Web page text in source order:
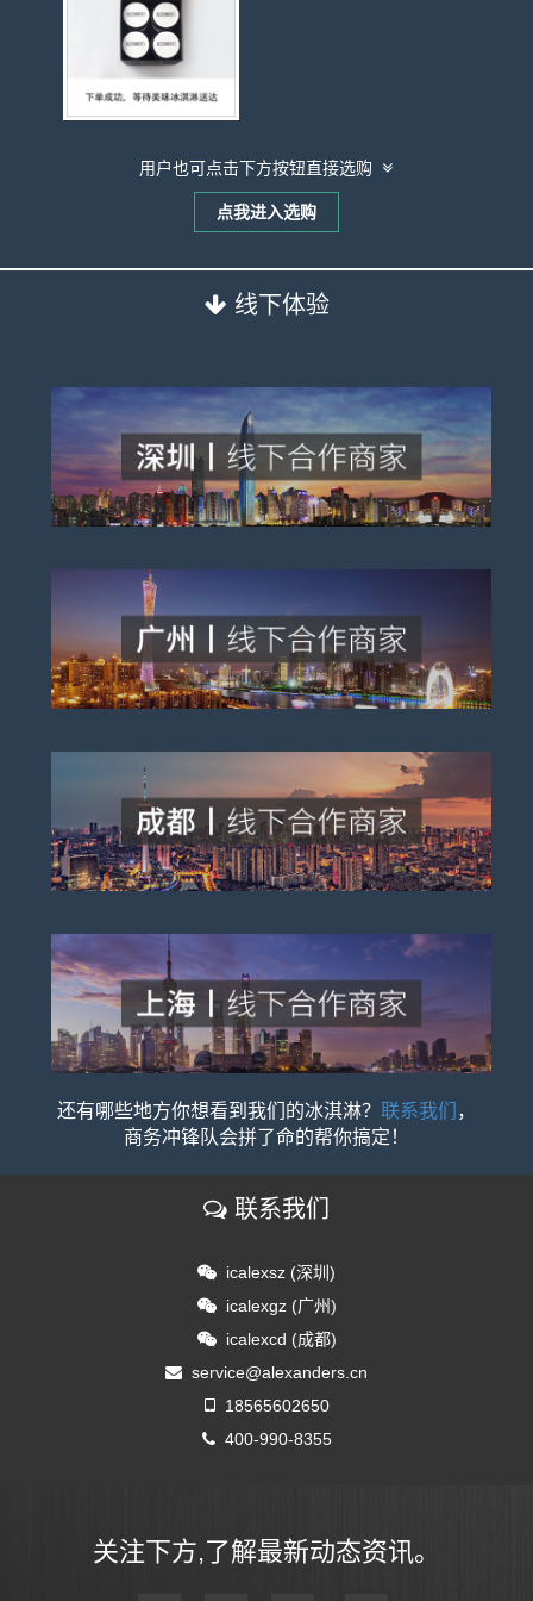
用户也可点击下方按钮直接选购
点我进入选购
线下体验
还有哪些地方你想看到我们的冰淇淋？ 联系我们 ，
商务冲锋队会拼了命的帮你搞定！
联系我们
icalexsz (深圳)
icalexgz (广州)
icalexcd (成都)
service@alexanders.cn
18565602650
400-990-8355
关注下方,了解最新动态资讯。